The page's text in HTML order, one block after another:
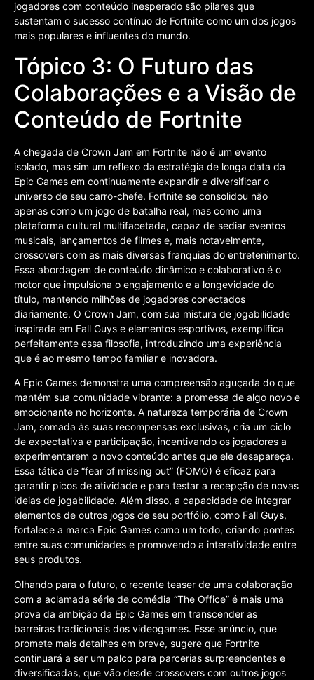
jogadores com conteúdo inesperado são pilares que
sustentam o sucesso contínuo de Fortnite como um dos jogos
mais populares e influentes do mundo.
Tópico 3: O Futuro das
Colaborações e a Visão de
Conteúdo de Fortnite
A chegada de Crown Jam em Fortnite não é um evento
isolado, mas sim um reflexo da estratégia de longa data da
Epic Games em continuamente expandir e diversificar o
universo de seu carro-chefe. Fortnite se consolidou não
apenas como um jogo de batalha real, mas como uma
plataforma cultural multifacetada, capaz de sediar eventos
musicais, lançamentos de filmes e, mais notavelmente,
crossovers com as mais diversas franquias do entretenimento.
Essa abordagem de conteúdo dinâmico e colaborativo é o
motor que impulsiona o engajamento e a longevidade do
título, mantendo milhões de jogadores conectados
diariamente. O Crown Jam, com sua mistura de jogabilidade
inspirada em Fall Guys e elementos esportivos, exemplifica
perfeitamente essa filosofia, introduzindo uma experiência
que é ao mesmo tempo familiar e inovadora.
A Epic Games demonstra uma compreensão aguçada do que
mantém sua comunidade vibrante: a promessa de algo novo e
emocionante no horizonte. A natureza temporária de Crown
Jam, somada às suas recompensas exclusivas, cria um ciclo
de expectativa e participação, incentivando os jogadores a
experimentarem o novo conteúdo antes que ele desapareça.
Essa tática de “fear of missing out” (FOMO) é eficaz para
garantir picos de atividade e para testar a recepção de novas
ideias de jogabilidade. Além disso, a capacidade de integrar
elementos de outros jogos de seu portfólio, como Fall Guys,
fortalece a marca Epic Games como um todo, criando pontes
entre suas comunidades e promovendo a interatividade entre
seus produtos.
Olhando para o futuro, o recente teaser de uma colaboração
com a aclamada série de comédia “The Office” é mais uma
prova da ambição da Epic Games em transcender as
barreiras tradicionais dos videogames. Esse anúncio, que
promete mais detalhes em breve, sugere que Fortnite
continuará a ser um palco para parcerias surpreendentes e
diversificadas, que vão desde crossovers com outros jogos